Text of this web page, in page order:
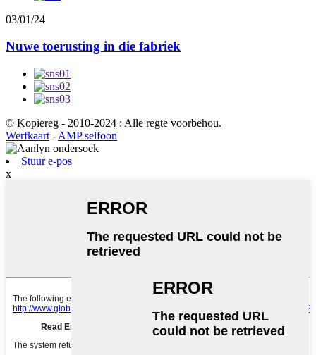
03/01/24
Nuwe toerusting in die fabriek
© Kopiereg - 2010-2024 : Alle regte voorbehou.
Werfkaart - AMP selfoon
Stuur e-pos
x